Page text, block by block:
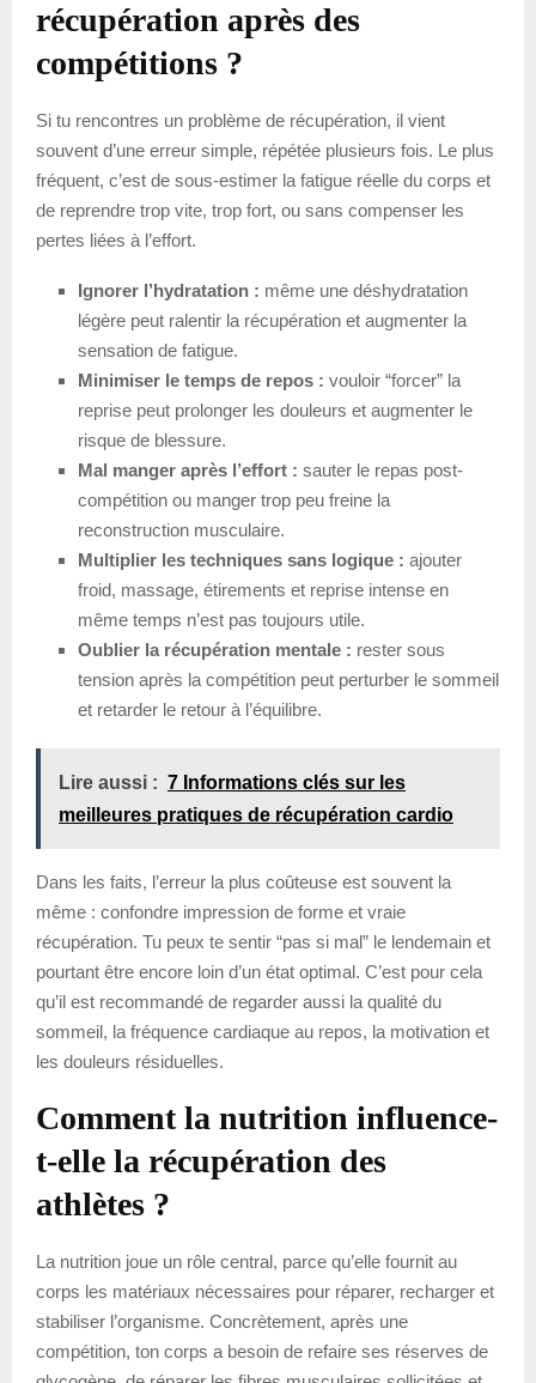
récupération après des
compétitions ?
Si tu rencontres un problème de récupération, il vient
souvent d’une erreur simple, répétée plusieurs fois. Le plus
fréquent, c’est de sous-estimer la fatigue réelle du corps et
de reprendre trop vite, trop fort, ou sans compenser les
pertes liées à l’effort.
Ignorer l’hydratation : même une déshydratation
légère peut ralentir la récupération et augmenter la
sensation de fatigue.
Minimiser le temps de repos : vouloir “forcer” la
reprise peut prolonger les douleurs et augmenter le
risque de blessure.
Mal manger après l’effort : sauter le repas post-
compétition ou manger trop peu freine la
reconstruction musculaire.
Multiplier les techniques sans logique : ajouter
froid, massage, étirements et reprise intense en
même temps n’est pas toujours utile.
Oublier la récupération mentale : rester sous
tension après la compétition peut perturber le sommeil
et retarder le retour à l’équilibre.
Lire aussi : 7 Informations clés sur les
meilleures pratiques de récupération cardio
Dans les faits, l’erreur la plus coûteuse est souvent la
même : confondre impression de forme et vraie
récupération. Tu peux te sentir “pas si mal” le lendemain et
pourtant être encore loin d’un état optimal. C’est pour cela
qu’il est recommandé de regarder aussi la qualité du
sommeil, la fréquence cardiaque au repos, la motivation et
les douleurs résiduelles.
Comment la nutrition influence-
t-elle la récupération des
athlètes ?
La nutrition joue un rôle central, parce qu’elle fournit au
corps les matériaux nécessaires pour réparer, recharger et
stabiliser l’organisme. Concrètement, après une
compétition, ton corps a besoin de refaire ses réserves de